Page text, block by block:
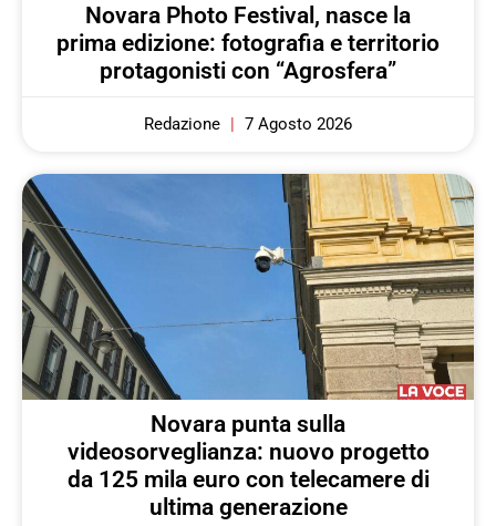
Novara Photo Festival, nasce la
prima edizione: fotografia e territorio
protagonisti con “Agrosfera”
Redazione 7 Agosto 2026
Novara punta sulla
videosorveglianza: nuovo progetto
da 125 mila euro con telecamere di
ultima generazione